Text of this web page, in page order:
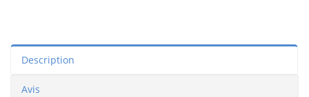
Description
Avis